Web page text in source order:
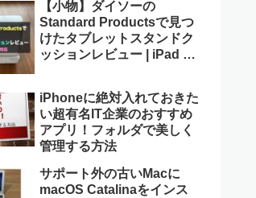
【小物】ダイソーの
Standard Productsで見つ
けたタブレットスタンドク
ッションレビュー | iPad や
iPhoneに絶対入れておきた
い超有名IT企業のおすすめ
アプリ！フォルダで美しく
管理する方法
サポート外の古いMacに
macOS Catalinaをインス